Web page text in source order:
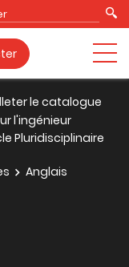
le catalogue
l'ingénieur
Pluridisciplinaire
Anglais